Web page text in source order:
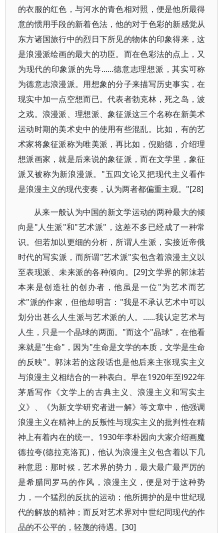
的衣服的红色，与河水的青色相对照，便是他所最得
意的惯用手段的新着色法，他的对于色彩的新感觉从
东方诸国旅行中的烈日下所见的物体的印象得来，这
是浪漫派绘画的最大的功臣。而在色彩法的点上，又
为现代的印象派的先导......德意志理想派，其实可称
为德意志浪漫派。用想象的分子来描写历史事实，在
现实中加一点空想而已。代表者勃克林，死之岛，波
之戏。浪漫派、理想派、象征派这三个名称在新美术
运动时期的美术史中的使用有些混乱。比如，有的艺
术家将象征派称为唯美派，再比如，倪贻德，介绍理
想派画家，就是后来说的象征派，而在文学里，象征
派又被称为新浪漫派。"五四文论又把现代主义看作
是浪漫主义的现代变奏，认为两者都偏重主观。"[28]
从来一般认为中国的新文学运动的两种最大的倾
向是"人生派"和"艺术派"，这差不多已经成了一种常
识。但若加以更细的分析，所谓人生派，实接近帝俄
时代的写实派，而所谓"艺术派"实包含着浪漫主义以
至表现派、未来派的各种倾向。[29]文学界的郭沫若
本来是创造社的创办者，他虽是一位"为艺术而艺
术"派的作家，但他却明言："我是不承认艺术中可以
划分出甚么人生派与艺术派的人。......我认定艺术与
人生，只是一个晶球的两面。"而这个"晶球"，在他看
来就是"生命"，因为"生命是文学的本质，文学是生命
的反映"。郭沫若的这段话也是他后来主张现实主义
与浪漫主义相结合的一种表白。早在1920年至l922年
茅盾写作《文学上的古典主义、浪漫主义和写实主
义》、《为新文学研究者进一解》等文章中，他强调
浪漫主义在精神上的反叛性与现实主义的批判性在精
神上有着内在的统一。1930年李朴园向大家介绍画魔
德拉夸(德拉克洛瓦)，他认为浪漫主义包含着以下几
种意思：那时候，艺术界的势力，最大最广最严厉的
是希腊同罗马的作风，浪漫主义，便是对于这种势
力，一个猛烈的反抗的运动；他所拥护的是中世纪现
代的解放的精神；而反对艺术界对中世纪同现代的作
品的不公平的，轻蔑的待遇。[30]